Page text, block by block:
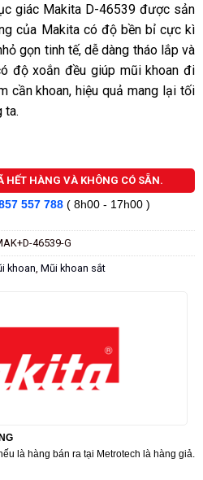
giác Makita D-46539 được sản
của Makita có độ bền bỉ cực kì
gọn tinh tế, dễ dàng tháo lắp và
độ xoắn đều giúp mũi khoan đi
cần khoan, hiệu quả mang lại tối
ta.
HẾT HÀNG VÀ KHÔNG CÓ SẴN.
557 788 ( 8h00 - 17h00 )
46539-G
khoan, Mũi khoan sắt
là hàng bán ra tại Metrotech là hàng giả.